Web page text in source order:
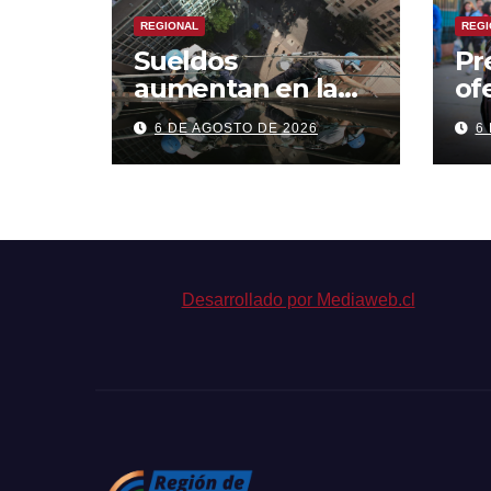
REGIONAL
Sueldos
aumentan en la
región, pero
pierde fuerza el
empleo formal
6 DE AGOSTO DE 2026 6
Desarrollado por Mediaweb.cl